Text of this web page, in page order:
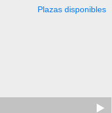
Plazas disponibles